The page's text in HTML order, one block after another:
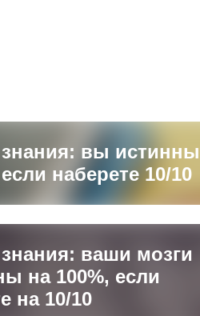
знания: вы
наберете 10/10
знания: ваши мозги
на 100%, если
на 10/10